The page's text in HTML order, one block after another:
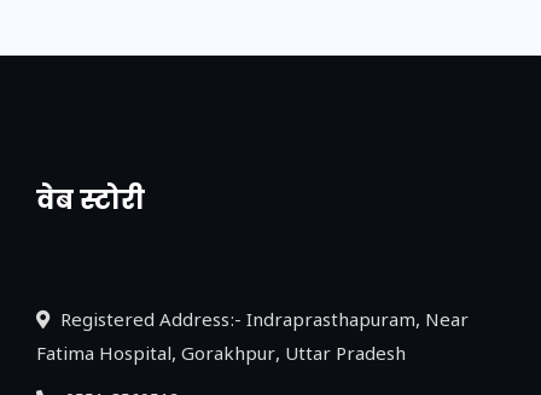
वेब स्टोरी
नया एक्सप्रेसवे: पूर्वांचल का लक, डेवलपमेंट का
Registered Address:- Indraprasthapuram, Near
Fatima Hospital, Gorakhpur, Uttar Pradesh